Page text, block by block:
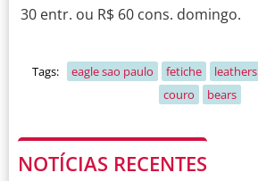
30 entr. ou R$ 60 cons. domingo.
Tags: eagle sao paulo fetiche leathers
couro
bears
NOTÍCIAS RECENTES